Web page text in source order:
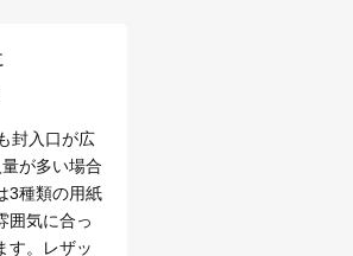
封入口が広
が多い場合
3種類の用紙
囲気に合っ
す。レザッ